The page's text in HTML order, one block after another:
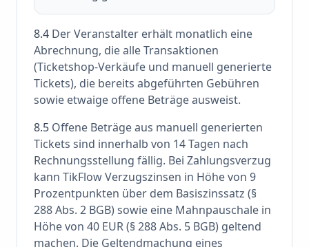
8.4 Der Veranstalter erhält monatlich eine
Abrechnung, die alle Transaktionen
(Ticketshop-Verkäufe und manuell generierte
Tickets), die bereits abgeführten Gebühren
sowie etwaige offene Beträge ausweist.
8.5 Offene Beträge aus manuell generierten
Tickets sind innerhalb von 14 Tagen nach
Rechnungsstellung fällig. Bei Zahlungsverzug
kann TikFlow Verzugszinsen in Höhe von 9
Prozentpunkten über dem Basiszinssatz (§
288 Abs. 2 BGB) sowie eine Mahnpauschale in
Höhe von 40 EUR (§ 288 Abs. 5 BGB) geltend
machen. Die Geltendmachung eines